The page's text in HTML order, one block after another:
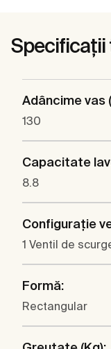
Specificații
Adâncime vas
130
Capacitate
8.8
Configuraţie
1 Ventil de
Formă:
Rectangular